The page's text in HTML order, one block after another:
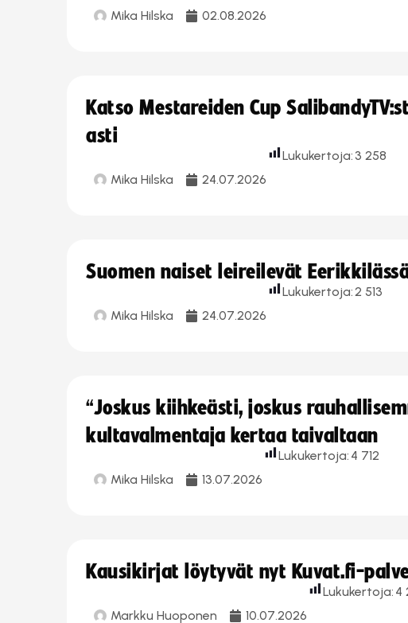
Mika Hilska 02.08.2026
Katso Mestareiden Cup
asti
Mika Hilska 24.07.2026
Lukukertoja: 3 258
Suomen naiset leireilevät
Mika Hilska 24.07.2026
Lukukertoja:2 513
“Joskus kiihkeästi, joskus
kultavalmentaja kertaa taivaltaan
Mika Hilska 13.07.2026
Lukukertoja: 4 712
Kausikirjat löytyvät nyt Kuvat.fi-
Markku Huoponen 10.07.2026
Lukukertoja: 4